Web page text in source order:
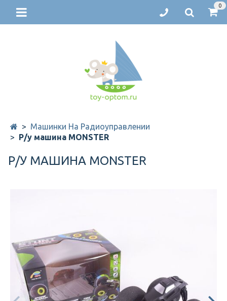
0
Машинки На Радиоуправлении
Р/у машина MONSTER
Р/У МАШИНА MONSTER